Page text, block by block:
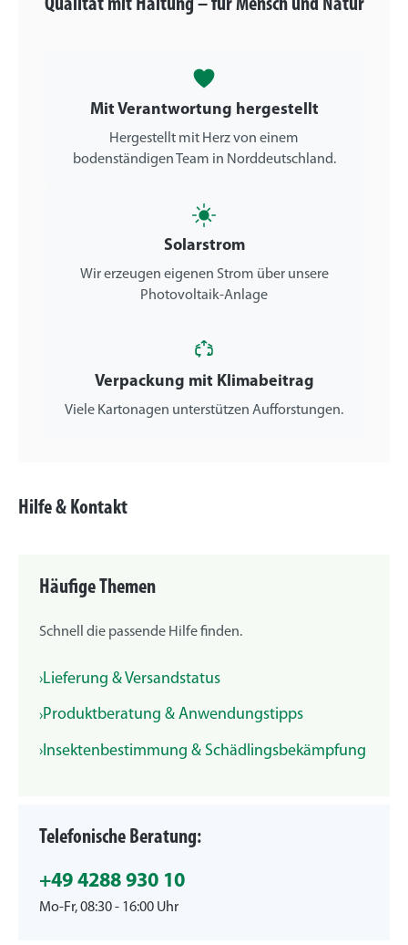
Qualität mit Haltung – für Mensch und Natur
Mit Verantwortung hergestellt
Hergestellt mit Herz von einem
bodenständigen Team in Norddeutschland.
Solarstrom
Wir erzeugen eigenen Strom über unsere
Photovoltaik-Anlage
Verpackung mit Klimabeitrag
Viele Kartonagen unterstützen Aufforstungen.
Hilfe & Kontakt
Häufige Themen
Schnell die passende Hilfe finden.
Lieferung & Versandstatus
Produktberatung & Anwendungstipps
Insektenbestimmung & Schädlingsbekämpfung
Telefonische Beratung:
+49 4288 930 10
Mo-Fr, 08:30 - 16:00 Uhr